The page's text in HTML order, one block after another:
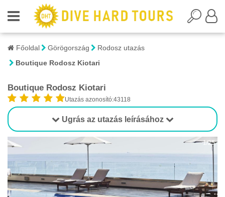
Főoldal Görögország
Rodosz utazás
Boutique Rodosz Kiotari
Boutique Rodosz Kiotari
Utazás azonosító:43118
Ugrás az utazás leírásához
1/25